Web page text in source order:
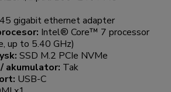
gigabit ethernet adapter
Intel® Core™ 7 processor
up to 5.40 GHz)
SSD M.2 PCIe NVMe
akumulator: Tak
USB-C